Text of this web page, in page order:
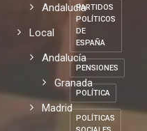
Andalucia
Local
Andalucía
Granada
Madrid
PARTIDOS
POLÍTICOS
DE
ESPAÑA
PENSIONES
POLÍTICA
POLÍTICAS